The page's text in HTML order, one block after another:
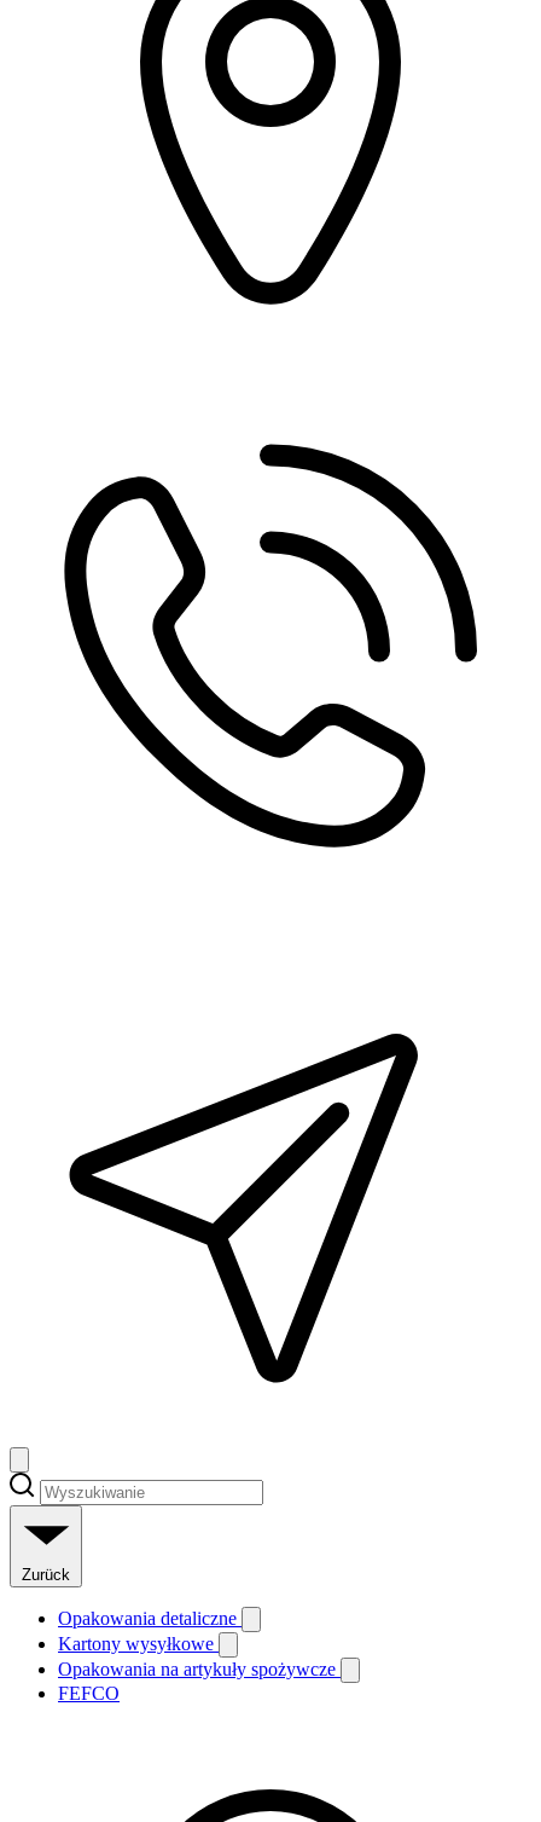
Zurück
Opakowania detaliczne
Kartony wysyłkowe
Opakowania na artykuły spożywcze
FEFCO